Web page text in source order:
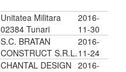
Unitatea Militara
02384 Tunari
2016-
11-30
S.C. BRATAN
CONSTRUCT S.R.L.
2016-
11-24
CHANTAL DESIGN 2016-